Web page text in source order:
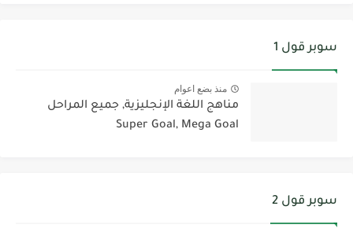
سوبر قول 1
منذ بضع اعوام
مناهج اللغة الإنجليزية, جميع المراحل
Super Goal, Mega Goal
سوبر قول 2